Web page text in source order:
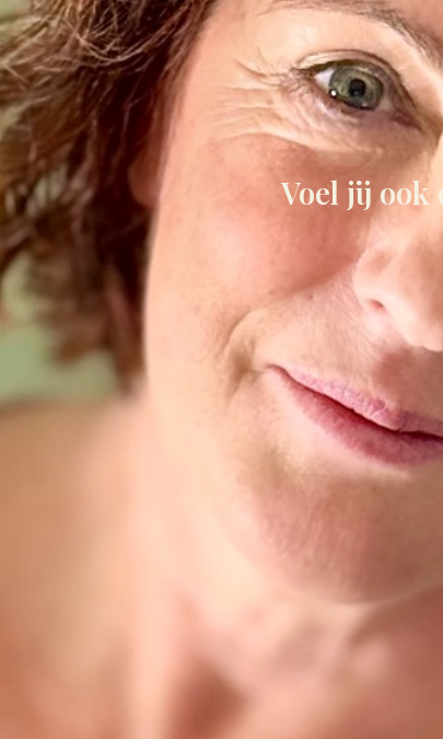
Voel jij ook